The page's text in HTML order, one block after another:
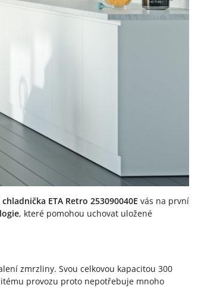
ETA Retro 253090040E vás na první
, které pomohou uchovat uložené
zmrzliny. Svou celkovou kapacitou 300
provozu proto nepotřebuje mnoho